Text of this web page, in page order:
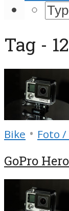
Tag -
Bike • Foto
GoPro